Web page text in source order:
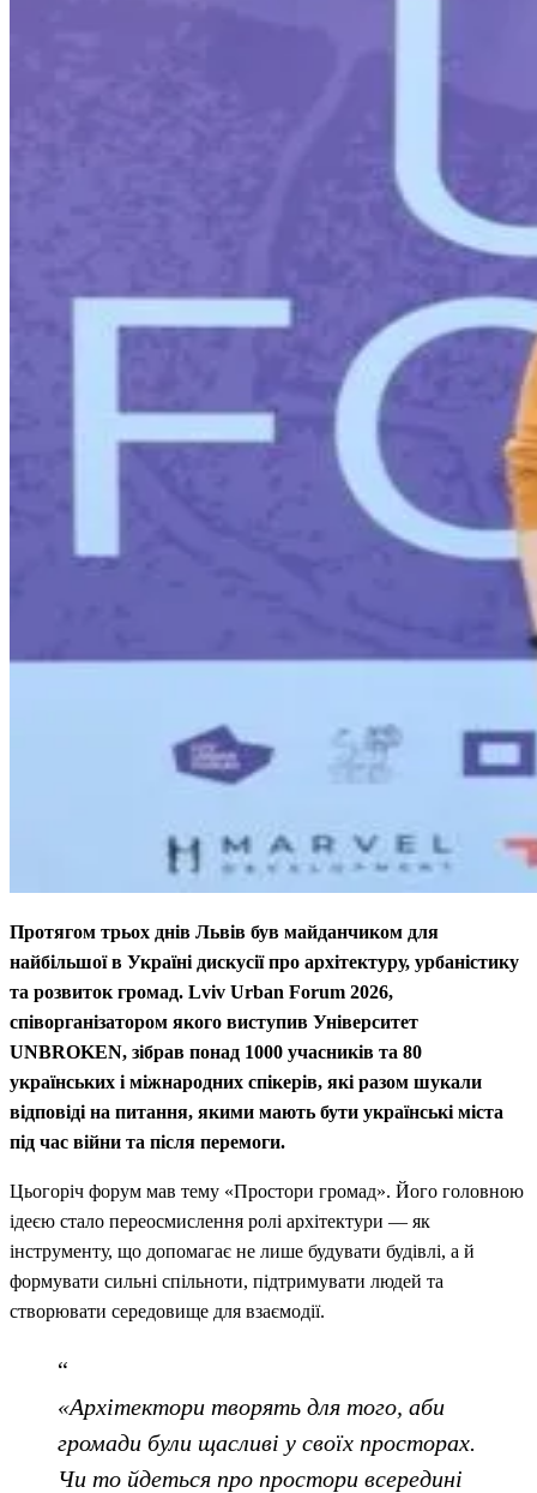
Протягом трьох днів Львів був майданчиком для
найбільшої в Україні дискусії про архітектуру, урбаністику
та розвиток громад. Lviv Urban Forum 2026,
співорганізатором якого виступив Університет
UNBROKEN, зібрав понад 1000 учасників та 80
українських і міжнародних спікерів, які разом шукали
відповіді на питання, якими мають бути українські міста
під час війни та після перемоги.
Цьогоріч форум мав тему «Простори громад». Його головною
ідеєю стало переосмислення ролі архітектури — як
інструменту, що допомагає не лише будувати будівлі, а й
формувати сильні спільноти, підтримувати людей та
створювати середовище для взаємодії.
«Архітектори творять для того, аби
громади були щасливі у своїх просторах.
Чи то йдеться про простори всередині